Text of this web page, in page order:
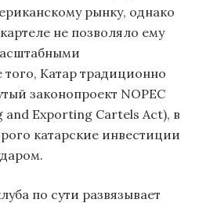
рынку, однако
не позволяло ему
Катар традиционно
законопроект NOPEC
and Exporting Cartels Act), в
катарские инвестиции
по сути развязывает